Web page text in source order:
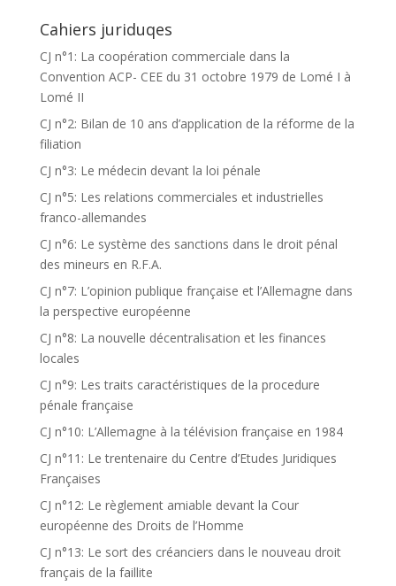
Cahiers juriduqes
CJ n°1: La coopération commerciale dans la
Convention ACP- CEE du 31 octobre 1979 de Lomé I à
Lomé II
CJ n°2: Bilan de 10 ans d’application de la réforme de la
filiation
CJ n°3: Le médecin devant la loi pénale
CJ n°5: Les relations commerciales et industrielles
franco-allemandes
CJ n°6: Le système des sanctions dans le droit pénal
des mineurs en R.F.A.
CJ n°7: L’opinion publique française et l’Allemagne dans
la perspective européenne
CJ n°8: La nouvelle décentralisation et les finances
locales
CJ n°9: Les traits caractéristiques de la procedure
pénale française
CJ n°10: L’Allemagne à la télévision française en 1984
CJ n°11: Le trentenaire du Centre d’Etudes Juridiques
Françaises
CJ n°12: Le règlement amiable devant la Cour
européenne des Droits de l’Homme
CJ n°13: Le sort des créanciers dans le nouveau droit
français de la faillite